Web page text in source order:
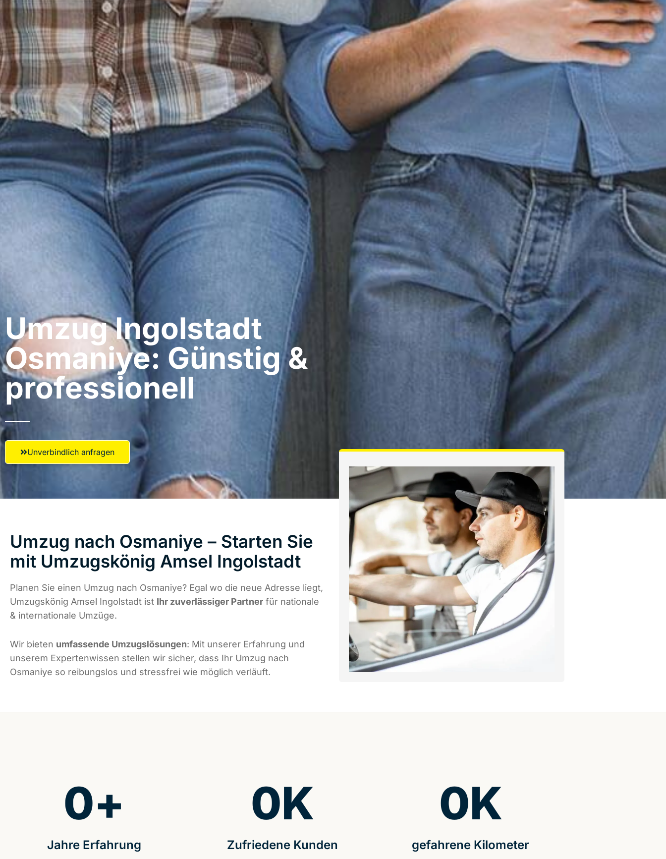
Umzug Ingolstadt​
Osmaniye: Günstig &
professionell​
Unverbindlich anfragen
Umzug nach Osmaniye – Starten Sie
mit Umzugskönig Amsel Ingolstadt
Planen Sie einen Umzug nach Osmaniye? Egal wo die neue Adresse liegt,
Umzugskönig Amsel Ingolstadt ist Ihr zuverlässiger Partner für nationale
& internationale Umzüge.
Wir bieten umfassende Umzugslösungen: Mit unserer Erfahrung und
unserem Expertenwissen stellen wir sicher, dass Ihr Umzug nach
Osmaniye so reibungslos und stressfrei wie möglich verläuft.
Jahre Erfahrung
0+
Zufriedene Kunden
0K
gefahrene Kilometer
0K